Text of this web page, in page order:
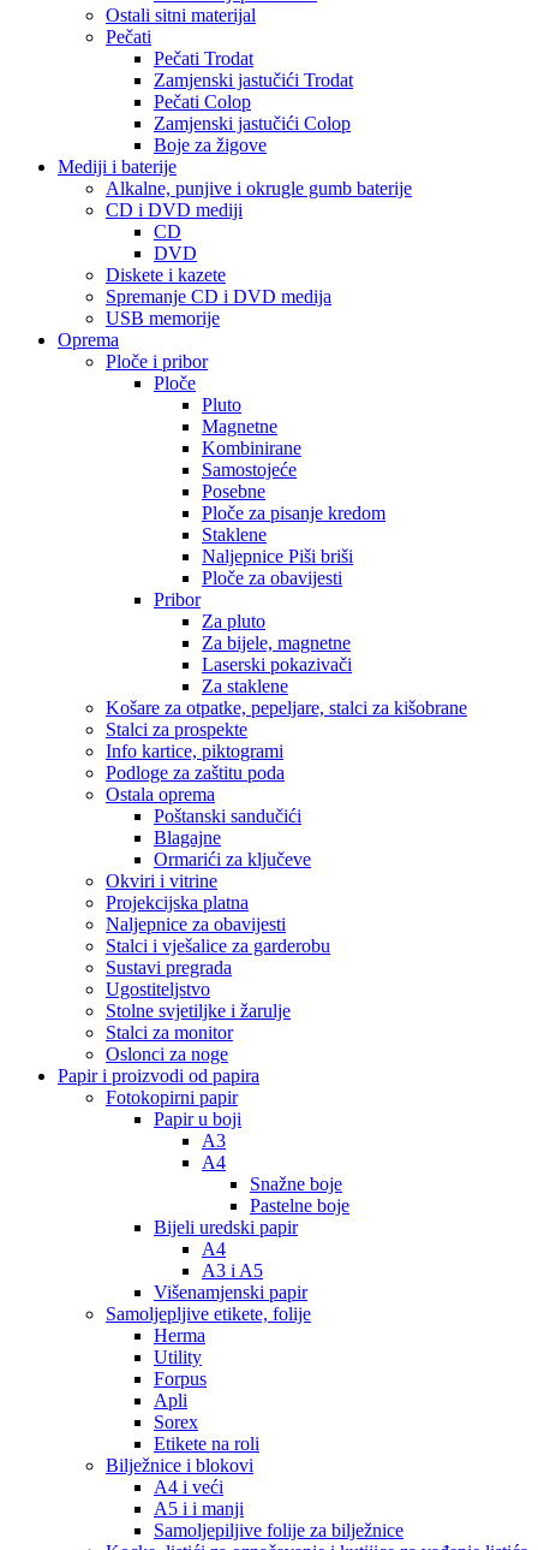
Ostali sitni materijal
Pečati
Pečati Trodat
Zamjenski jastučići Trodat
Pečati Colop
Zamjenski jastučići Colop
Boje za žigove
Mediji i baterije
Alkalne, punjive i okrugle gumb baterije
CD i DVD mediji
CD
DVD
Diskete i kazete
Spremanje CD i DVD medija
USB memorije
Oprema
Ploče i pribor
Ploče
Pluto
Magnetne
Kombinirane
Samostojeće
Posebne
Ploče za pisanje kredom
Staklene
Naljepnice Piši briši
Ploče za obavijesti
Pribor
Za pluto
Za bijele, magnetne
Laserski pokazivači
Za staklene
Košare za otpatke, pepeljare, stalci za kišobrane
Stalci za prospekte
Info kartice, piktogrami
Podloge za zaštitu poda
Ostala oprema
Poštanski sandučići
Blagajne
Ormarići za ključeve
Okviri i vitrine
Projekcijska platna
Naljepnice za obavijesti
Stalci i vješalice za garderobu
Sustavi pregrada
Ugostiteljstvo
Stolne svjetiljke i žarulje
Stalci za monitor
Oslonci za noge
Papir i proizvodi od papira
Fotokopirni papir
Papir u boji
A3
A4
Snažne boje
Pastelne boje
Bijeli uredski papir
A4
A3 i A5
Višenamjenski papir
Samoljepljive etikete, folije
Herma
Utility
Forpus
Apli
Sorex
Etikete na roli
Bilježnice i blokovi
A4 i veći
A5 i i manji
Samoljepiljive folije za bilježnice